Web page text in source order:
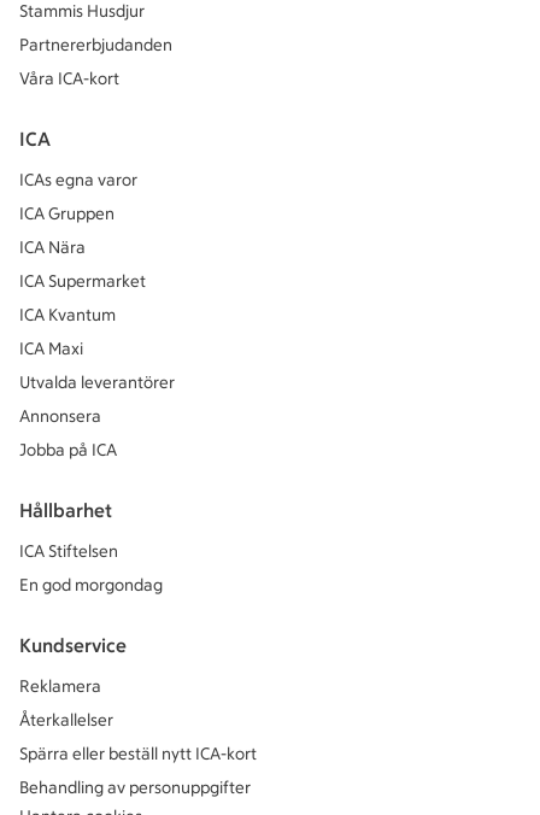
Stammis Husdjur
Partnererbjudanden
Våra ICA-kort
ICA
ICAs egna varor
ICA Gruppen
ICA Nära
ICA Supermarket
ICA Kvantum
ICA Maxi
Utvalda leverantörer
Annonsera
Jobba på ICA
Hållbarhet
ICA Stiftelsen
En god morgondag
Kundservice
Reklamera
Återkallelser
Spärra eller beställ nytt ICA-kort
Behandling av personuppgifter